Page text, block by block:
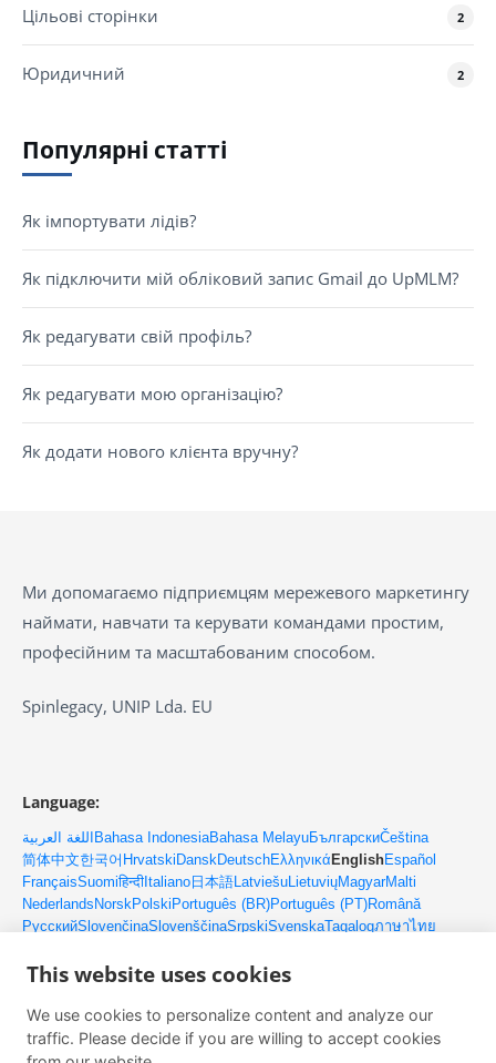
Цільові сторінки 2
Юридичний 2
Популярні статті
Як імпортувати лідів?
Як підключити мій обліковий запис Gmail до UpMLM?
Як редагувати свій профіль?
Як редагувати мою організацію?
Як додати нового клієнта вручну?
Ми допомагаємо підприємцям мережевого маркетингу
наймати, навчати та керувати командами простим,
професійним та масштабованим способом.
Spinlegacy, UNIP Lda. EU
Language:
اللغة العربية Bahasa IndonesiaBahasa MelayuБългарскиČeština
简体中文한국어 Hrvatski DanskDeutschΕλληνικά EnglishEspañol
FrançaisSuomiहिन्दी Italiano 日本語LatviešuLietuviųMagyarMalti
Nederlands NorskPolski Português (BR)Português (PT)Română
РусскийSlovenčinaSlovenščinaSrpskiSvenskaTagalogภาษาไทย
Контакти
Електронна пошта: client@upmlm.com
This website uses cookies
We use cookies to personalize content and analyze our
traffic. Please decide if you are willing to accept cookies